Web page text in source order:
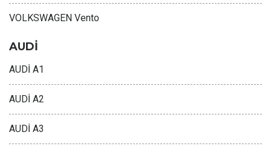
VOLKSWAGEN Vento
AUDİ
AUDİ A1
AUDİ A2
AUDİ A3